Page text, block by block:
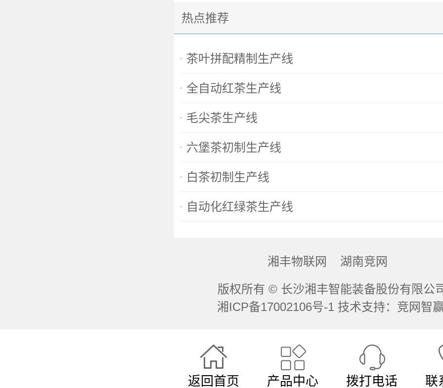
热点推荐
茶叶拼配精制生产线
全自动红茶生产线
毛尖茶生产线
六堡茶初制生产线
白茶初制生产线
自动化红绿茶生产线
湘丰物联网 湖南竞网
版权所有 © 长沙湘丰智能装备股份有限公
湘ICP备17002106号-1 技术支持： 竞网智
返回首页 产品中心 拨打电话 联